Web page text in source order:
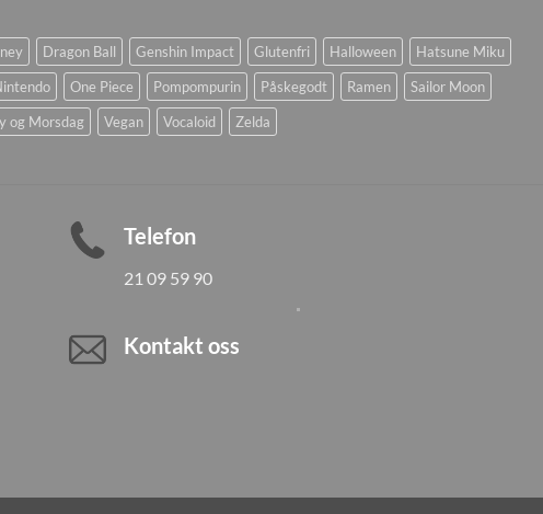
Dragon Ball Genshin Impact Glutenfri Halloween
Hatsune Miku
One Piece Pompompurin Påskegodt Ramen
Sailor Moon
og Morsdag Vegan Vocaloid Zelda
Telefon
21 09 59 90
Kontakt oss